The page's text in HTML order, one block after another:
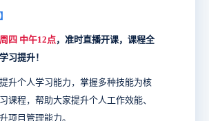
四 中午12点，准时直播开课，课程全
习提升！
升个人学习能力，掌握多种技能为核
课程，帮助大家提升个人工作效能、
项目管理能力。